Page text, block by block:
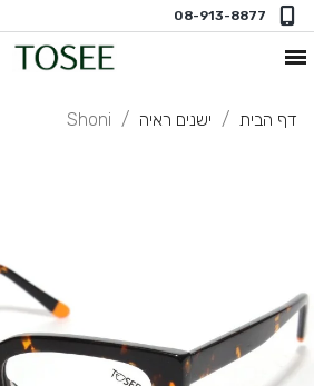
08-913-8877
חדש במשקפי ראיה
דף הבית ישנים ראיה Shoni